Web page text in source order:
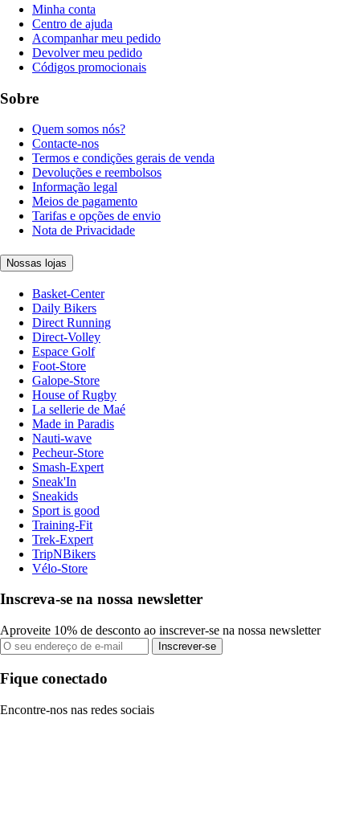
Minha conta
Centro de ajuda
Acompanhar meu pedido
Devolver meu pedido
Códigos promocionais
Sobre
Quem somos nós?
Contacte-nos
Termos e condições gerais de venda
Devoluções e reembolsos
Informação legal
Meios de pagamento
Tarifas e opções de envio
Nota de Privacidade
Nossas lojas
Basket-Center
Daily Bikers
Direct Running
Direct-Volley
Espace Golf
Foot-Store
Galope-Store
House of Rugby
La sellerie de Maé
Made in Paradis
Nauti-wave
Pecheur-Store
Smash-Expert
Sneak'In
Sneakids
Sport is good
Training-Fit
Trek-Expert
TripNBikers
Vélo-Store
Inscreva-se na nossa newsletter
Aproveite 10% de desconto ao inscrever-se na nossa newsletter
Inscrever-se
Fique conectado
Encontre-nos nas redes sociais